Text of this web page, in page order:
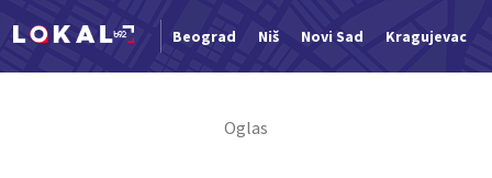
Beograd Niš Novi Sad Kragujevac